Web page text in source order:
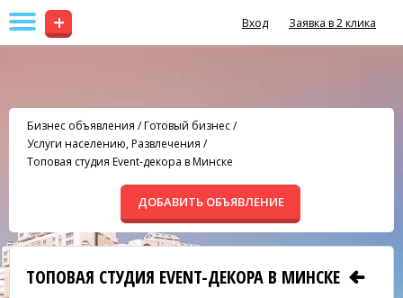
+ Вход Заявка в 2 клика
Бизнес объявления /Готовый бизнес/
Услуги населению, Развлечения /
Топовая студия Event-декора в Минске
ДОБАВИТЬ ОБЪЯВЛЕНИЕ
ТОПОВАЯ СТУДИЯ EVENT-ДЕКОРА В МИНСКЕ